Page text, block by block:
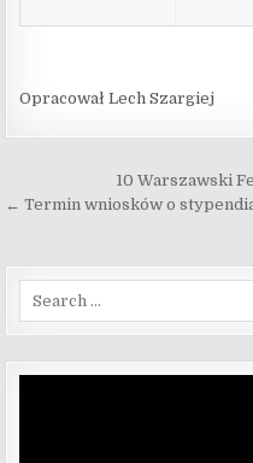
Opracował Lech Szargiej
Nawigacja
10 Warszawski
← Termin wniosków o
Search for: